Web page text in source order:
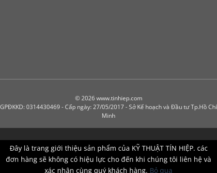
© 2026 www.tinhiep.com
GPĐKKD: 0314430469 - Cấp ngày: 27/05/2017 - Sở Kế hoạch và Đầu tư Tp.Hồ Chí
Minh
Đây là trang giới thiệu sản phẩm của KỸ THUẬT TÍN HIỆP. các
đơn hàng sẽ không có hiệu lực cho đến khi chúng tôi liên hệ và
xác nhận cùng quý khách hàng. Bỏ qua